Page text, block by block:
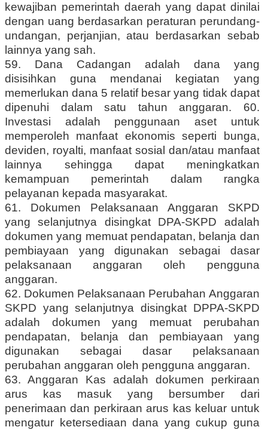
kewajiban pemerintah daerah yang dapat dinilai
dengan uang berdasarkan peraturan perundang-
undangan, perjanjian, atau berdasarkan sebab
lainnya yang sah.
59. Dana Cadangan adalah dana yang
disisihkan guna mendanai kegiatan yang
memerlukan dana 5 relatif besar yang tidak dapat
dipenuhi dalam satu tahun anggaran. 60.
Investasi adalah penggunaan aset untuk
memperoleh manfaat ekonomis seperti bunga,
deviden, royalti, manfaat sosial dan/atau manfaat
lainnya sehingga dapat meningkatkan
kemampuan pemerintah dalam rangka
pelayanan kepada masyarakat.
61. Dokumen Pelaksanaan Anggaran SKPD
yang selanjutnya disingkat DPA-SKPD adalah
dokumen yang memuat pendapatan, belanja dan
pembiayaan yang digunakan sebagai dasar
pelaksanaan anggaran oleh pengguna
anggaran.
62. Dokumen Pelaksanaan Perubahan Anggaran
SKPD yang selanjutnya disingkat DPPA-SKPD
adalah dokumen yang memuat perubahan
pendapatan, belanja dan pembiayaan yang
digunakan sebagai dasar pelaksanaan
perubahan anggaran oleh pengguna anggaran.
63. Anggaran Kas adalah dokumen perkiraan
arus kas masuk yang bersumber dari
penerimaan dan perkiraan arus kas keluar untuk
mengatur ketersediaan dana yang cukup guna